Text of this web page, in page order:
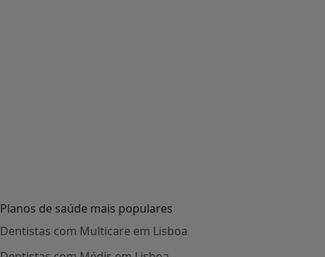
Planos de saúde mais populares
Dentistas com Multicare em Lisboa